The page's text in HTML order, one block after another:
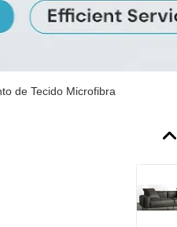
de Tecido Microfibra